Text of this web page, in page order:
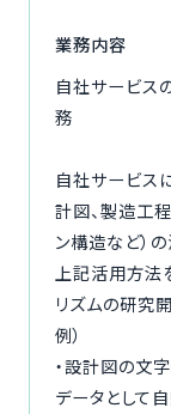
コーディネー
イベント/マガ
法人の方
今すぐ無
業務内容
自社サービス
務
自社サービス
計図、製造工
ン構造など）
上記活用方法
リズムの研究
例）
・設計図の文
データとして